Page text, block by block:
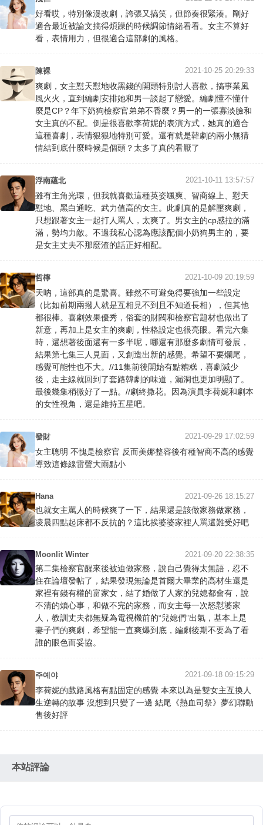
好看哎，特別像漫改劇，誇張又搞笑，但節奏很緊湊。剛好
適合最近被論文搞得煩躁的時候調節情緒看看。女主不算好
看，表情用力，但很適合這部劇的風格。
陳裸 2021-10-25 20:29:33
爽劇，女主懟天懟地收黑錢的開頭特別討人喜歡，搞事業風
風火火，直到編劇安排她和男一談起了戀愛。編劇懂不懂什
麼是CP？年下奶狗檢察官弟弟不香麼？男一的一張寡淡臉和
女主真的不配。倒是很喜歡李荷妮的表演方式，她真的適合
這種喜劇，表情狠狠地特別可愛。還有就是韓劇的兩小無猜
情結到底什麼時候是個頭？太多了真的看厭了
浮南蘊北 2021-10-11 13:57:57
雖有主角光環，但我就喜歡這種英姿颯爽、智商線上、懟天
懟地、黑白通吃、武力值高的女主。此劇真的是解壓爽劇，
只想跟著女主一起打人罵人，太爽了。男女主的cp感拉的滿
滿，勢均力敵。不過我私心認為應該配個小奶狗男主的，要
是女主丈夫不那麼渣的話正好相配。
哲檸 2021-10-09 20:19:59
天吶，這部真的是驚喜。雖然不可避免得要強加一些設定
（比如前期兩撥人就是互相見不到且不知道長相），但其他
都很棒。喜劇效果優秀，俗套的財閥和檢察官題材也做出了
新意，再加上是女主的爽劇，性格設定也很亮眼。看完六集
時，還想著後面還有一多半呢，哪還有那麼多劇情可發展，
結果第七集三人見面，又創造出新的感覺。希望不要爛尾，
感覺可能性也不大。//11集前後開始有點糟糕，喜劇減少
後，走主線就回到了套路韓劇的味道，漏洞也更加明顯了。
最後幾集稍微好了一點。//劇終撒花。因為演員李荷妮和劇本
的女性視角，還是維持五星吧。
發財 2021-09-29 17:02:59
女主聰明 不愧是檢察官 反而美娜整容後有種智商不高的感覺
導致這條線雷聲大雨點小
Hana 2021-09-26 18:15:27
也就女主罵人的時候爽了一下，結果還是該做家務做家務，
凌晨四點起床都不反抗的？這比挨婆婆家裡人罵還難受好吧
Moonlit Winter 2021-09-20 22:38:35
第二集檢察官醒來後被迫做家務，說自己覺得太無語，忍不
住在論壇發帖了，結果發現無論是首爾大畢業的高材生還是
家裡有錢有權的富家女，結了婚做了人家的兒媳都會有，說
不清的煩心事，和做不完的家務，而女主每一次怒懟婆家
人，教訓丈夫都無疑為電視機前的“兒媳們”出氣，基本上是
妻子們的爽劇，希望能一直爽爆到底，編劇後期不要為了看
誰的眼色而妥協。
주예야 2021-09-18 09:15:29
李荷妮的戲路風格有點固定的感覺 本來以為是雙女主互換人
生逆轉的故事 沒想到只變了一邊 結尾《熱血司祭》夢幻聯動
售後好評
本站評論